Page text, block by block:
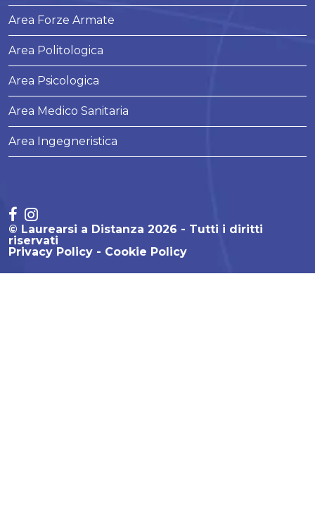
Area Forze Armate
Area Politologica
Area Psicologica
Area Medico Sanitaria
Area Ingegneristica
© Laurearsi a Distanza 2026 - Tutti i diritti
riservati
Privacy Policy
Cookie Policy